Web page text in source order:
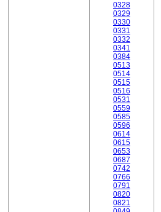
0328
0329
0330
0331
0332
0341
0384
0513
0514
0515
0516
0531
0559
0585
0596
0614
0615
0653
0687
0742
0766
0791
0820
0821